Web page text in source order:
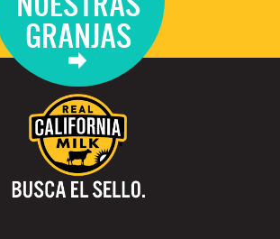
GRANJAS